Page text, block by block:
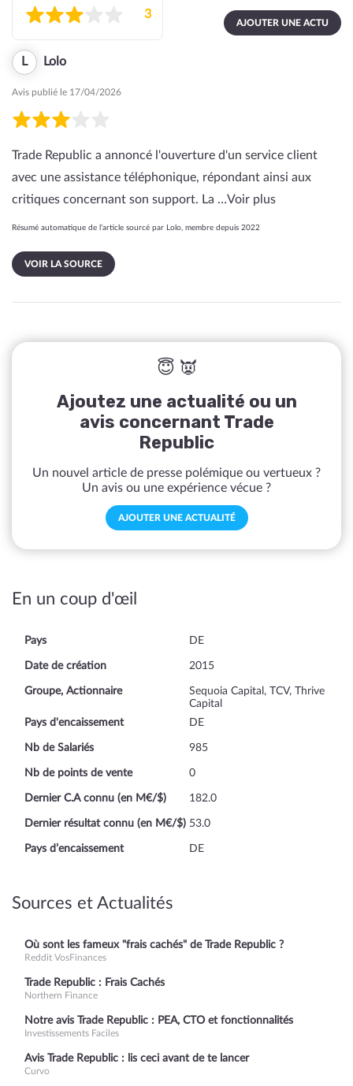
AJOUTER UNE ACTU
3
L Lolo
Avis publié le 17/04/2026
Trade Republic a annoncé l'ouverture d'un service client
avec une assistance téléphonique, répondant ainsi aux
critiques concernant son support. La …Voir plus
Résumé automatique de l’article sourcé par Lolo, membre depuis 2022
VOIR LA SOURCE
😇 👿
Ajoutez une actualité ou un
avis concernant Trade
Republic
Un nouvel article de presse polémique ou vertueux ?
Un avis ou une expérience vécue ?
AJOUTER UNE ACTUALITÉ
En un coup d'œil
Pays DE
Date de création 2015
Groupe, Actionnaire
Sequoia Capital, TCV, Thrive
Capital
Pays d'encaissement
DE
Nb de Salariés 985
Nb de points de vente 0
Dernier C.A connu (en M€/$) 182.0
Dernier résultat connu (en M€/$) 53.0
Pays d’encaissement DE
Sources et Actualités
Où sont les fameux "frais cachés" de Trade Republic ?
Reddit VosFinances
Trade Republic : Frais Cachés
Northern Finance
Notre avis Trade Republic : PEA, CTO et fonctionnalités
Investissements Faciles
Avis Trade Republic : lis ceci avant de te lancer
Curvo